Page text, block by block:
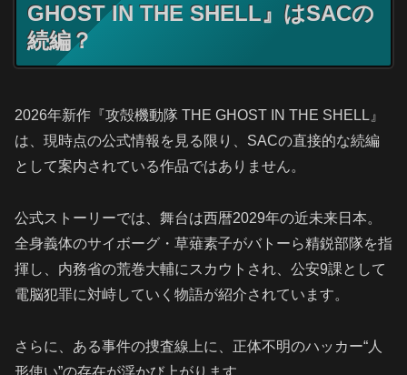
GHOST IN THE SHELL』はSACの
続編？
2026年新作『攻殻機動隊 THE GHOST IN THE SHELL』
は、現時点の公式情報を見る限り、SACの直接的な続編
として案内されている作品ではありません。
公式ストーリーでは、舞台は西暦2029年の近未来日本。
全身義体のサイボーグ・草薙素子がバトーら精鋭部隊を指
揮し、内務省の荒巻大輔にスカウトされ、公安9課として
電脳犯罪に対峙していく物語が紹介されています。
さらに、ある事件の捜査線上に、正体不明のハッカー“人
形使い”の存在が浮かび上がります。